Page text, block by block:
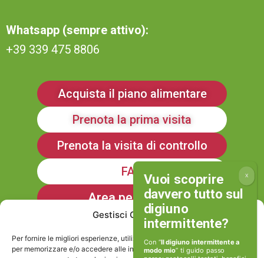
Gestisci Consenso
Per fornire le migliori esperienze, utilizziamo tecnologie come i cookie
per memorizzare e/o accedere alle informazioni del dispositivo. Il
Whatsapp (sempre attivo):
+39 339 475 8806
Acquista il piano alimentare
Prenota la prima visita
Prenota la visita di controllo
FAQ
Area personale
Iscriviti alla Newsletter
Con “Il digiuno intermittente a
modo mio” ti guido passo